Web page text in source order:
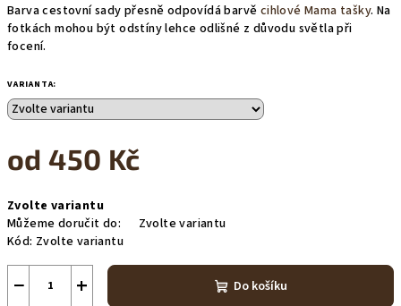
Barva cestovní sady přesně odpovídá barvě cihlové Mama tašky. Na
fotkách mohou být odstíny lehce odlišné z důvodu světla při
focení.
VARIANTA:
od450 Kč
cena:
Zvolte variantu
Můžeme doručit do:
Zvolte variantu
Kód: Zvolte variantu
+
− Do košíku